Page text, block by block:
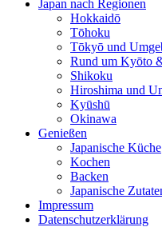
Japan nach Regionen
Hokkaidō
Tōhoku
Tōkyō und
Rund um Kyōto
Shikoku
Hiroshima und
Kyūshū
Okinawa
Genießen
Japanische Küche
Kochen
Backen
Japanische
Impressum
Datenschutzerklärung